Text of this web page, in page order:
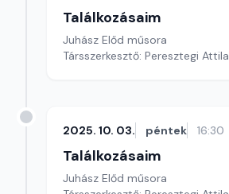
Találkozásaim
Juhász Előd műsora
Társszerkesztő: Peresztegi Attila
2025. 10. 03. péntek 16:30
Találkozásaim
Juhász Előd műsora